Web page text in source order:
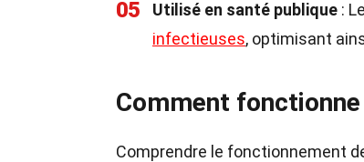
05 Utilisé en santé publique :
infectieuses, optimisant
Comment
Comprendre le fonctionnement